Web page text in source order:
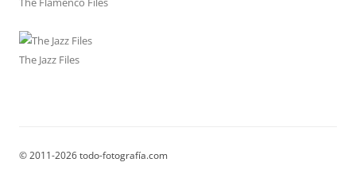
The Jazz Files
© 2011-2026 todo-fotografía.com